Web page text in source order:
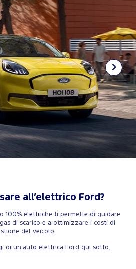
all’elettrico Ford?
100% elettriche ti permette di guidare
di scarico e a ottimizzare i costi di
del veicolo.
di un’auto elettrica Ford qui sotto.